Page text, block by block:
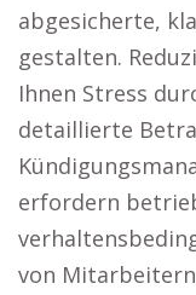
abgesicherte,
gestalten.
Ihnen Stress
detaillierte
erfordern
von